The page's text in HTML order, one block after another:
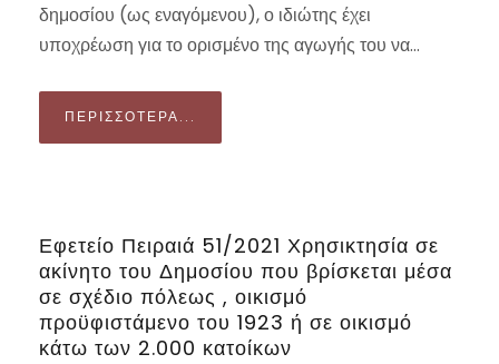
δημοσίου (ως εναγόμενου), ο ιδιώτης έχει
υποχρέωση για το ορισμένο της αγωγής του να...
ΠΕΡΙΣΣΌΤΕΡΑ...
Εφετείο Πειραιά 51/2021 Χρησικτησία σε
ακίνητο του Δημοσίου που βρίσκεται μέσα
σε σχέδιο πόλεως , οικισμό
προϋφιστάμενο του 1923 ή σε οικισμό
κάτω των 2.000 κατοίκων